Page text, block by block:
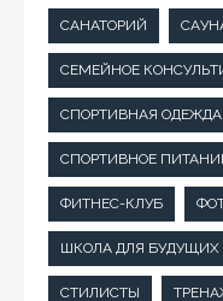
САНАТОРИЙ
СЕМЕЙНОЕ
СПОРТИВНАЯ ОДЕЖДА
СПОРТИВНОЕ
ФИТНЕС-КЛУБ
ШКОЛА ДЛЯ
СТИЛИСТЫ